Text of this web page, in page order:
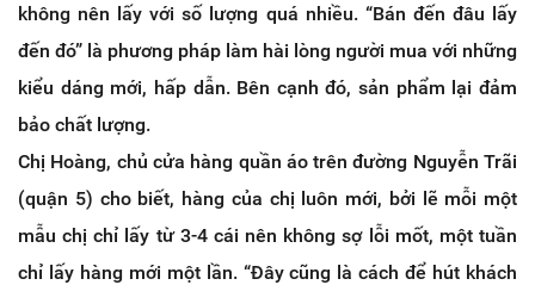
không nên lấy với số lượng quá nhiều. “Bán đến đâu lấy
đến đó” là phương pháp làm hài lòng người mua với những
kiểu dáng mới, hấp dẫn. Bên cạnh đó, sản phẩm lại đảm
bảo chất lượng.
Chị Hoàng, chủ cửa hàng quần áo trên đường Nguyễn Trãi
(quận 5) cho biết, hàng của chị luôn mới, bởi lẽ mỗi một
mẫu chị chỉ lấy từ 3-4 cái nên không sợ lỗi mốt, một tuần
chỉ lấy hàng mới một lần. “Đây cũng là cách để hút khách